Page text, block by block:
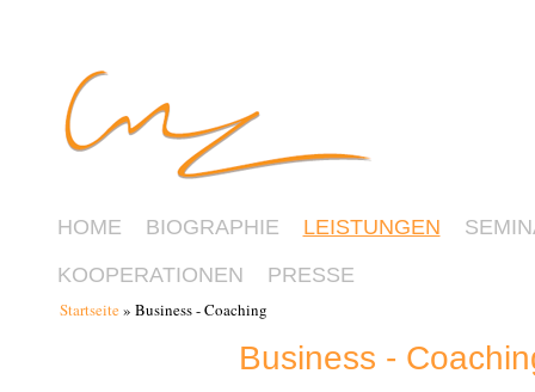
HOME BIOGRAPHIE LEISTUNGEN
KOOPERATIONEN
PRESSE
Sie sind hier
Startseite» Business - Coaching
Business -